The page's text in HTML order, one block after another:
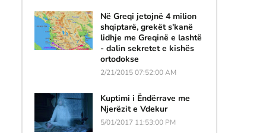
Në Greqi jetojnë 4 milion
shqiptarë, grekët s'kanë
lidhje me Greqinë e lashtë
- dalin sekretet e kishës
ortodokse
2/21/2015 07:52:00 AM
Kuptimi i Ëndërrave me
Njerëzit e Vdekur
5/01/2017 11:53:00 PM